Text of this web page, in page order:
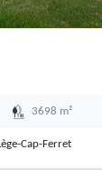
3698 m²
Cap-Ferret